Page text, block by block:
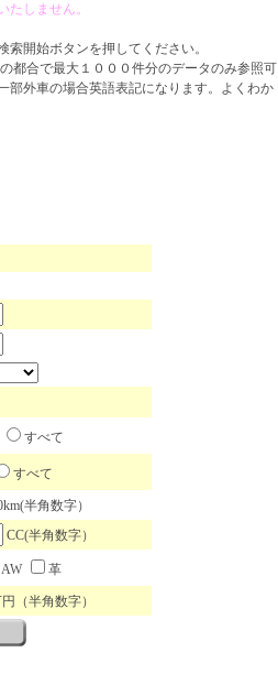
しません。
開始ボタンを押してください。
都合で最大１０００件分のデータのみ参照可
部外車の場合英語表記になります。よくわか
すべて
すべて
半角数字）
CC(半角数字）
AW
革
（半角数字）